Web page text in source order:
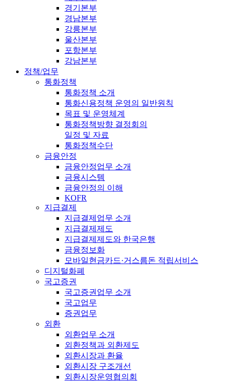
경기본부
경남본부
강릉본부
울산본부
포항본부
강남본부
정책/업무
통화정책
통화정책 소개
통화신용정책 운영의 일반원칙
목표 및 운영체계
통화정책방향 결정회의
일정 및 자료
통화정책수단
금융안정
금융안정업무 소개
금융시스템
금융안정의 이해
KOFR
지급결제
지급결제업무 소개
지급결제제도
지급결제제도와 한국은행
금융정보화
모바일현금카드·거스름돈 적립서비스
디지털화폐
국고증권
국고증권업무 소개
국고업무
증권업무
외환
외환업무 소개
외환정책과 외환제도
외환시장과 환율
외환시장 구조개선
외환시장운영협의회